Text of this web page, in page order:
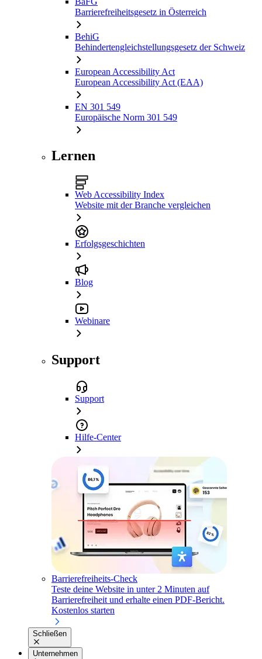
Barrierefreiheitsgesetz in Österreich
BehiG
Behindertengleichstellungsgesetz der Schweiz
European Accessibility Act
European Accessibility Act (EAA)
EN 301 549
Europäische Norm 301 549
Lernen
Web Accessibility Index
Website mit der Branche vergleichen
Erfolgsgeschichten
Blog
Webinare
Support
Support
Hilfe-Center
Barrierefreiheits-Check
Teste deine Website in unter 2 Minuten auf
Barrierefreiheit und erhalte einen PDF-Bericht.
Kostenlos starten
Schließen
Unternehmen